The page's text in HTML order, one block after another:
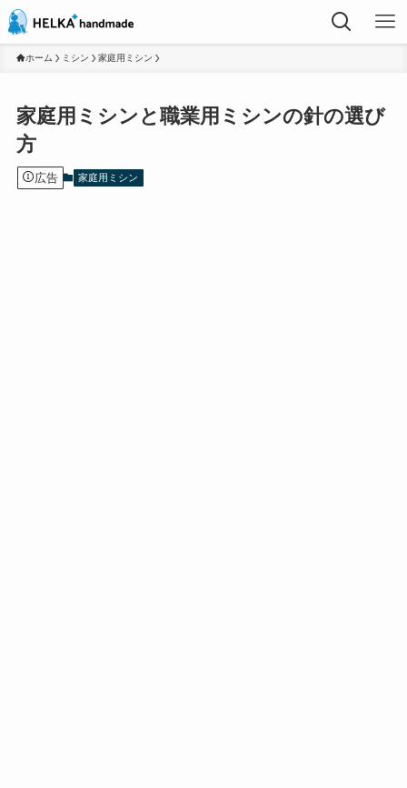
ホーム ミシン 家庭用ミシン
家庭用ミシンと職業用ミシンの針の選び
方
広告 家庭用ミシン